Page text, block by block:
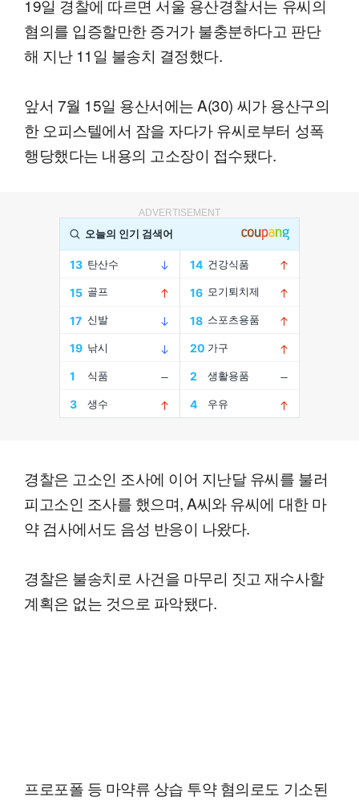
19일 경찰에 따르면 서울 용산경찰서는 유씨의
혐의를 입증할만한 증거가 불충분하다고 판단
해 지난 11일 불송치 결정했다.
앞서 7월 15일 용산서에는 A(30) 씨가 용산구의
한 오피스텔에서 잠을 자다가 유씨로부터 성폭
행당했다는 내용의 고소장이 접수됐다.
ADVERTISEMENT
경찰은 고소인 조사에 이어 지난달 유씨를 불러
피고소인 조사를 했으며, A씨와 유씨에 대한 마
약 검사에서도 음성 반응이 나왔다.
경찰은 불송치로 사건을 마무리 짓고 재수사할
계획은 없는 것으로 파악됐다.
프로포폴 등 마약류 상습 투약 혐의로도 기소된